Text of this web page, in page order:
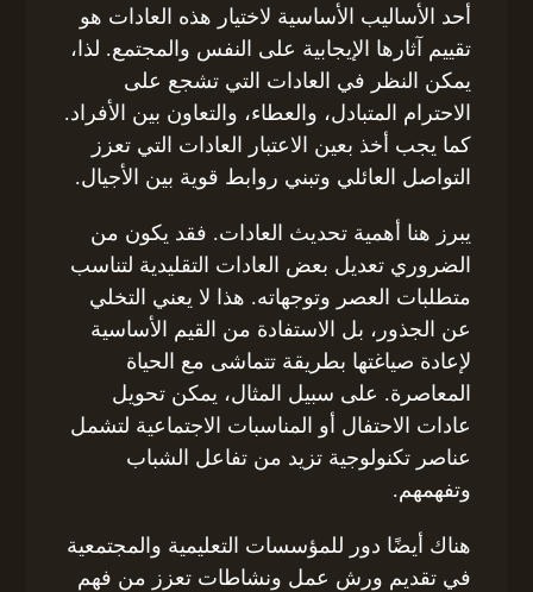
أحد الأساليب الأساسية لاختيار هذه العادات هو
تقييم آثارها الإيجابية على النفس والمجتمع. لذا،
يمكن النظر في العادات التي تشجع على
الاحترام المتبادل، والعطاء، والتعاون بين الأفراد.
كما يجب أخذ بعين الاعتبار العادات التي تعزز
التواصل العائلي وتبني روابط قوية بين الأجيال.
يبرز هنا أهمية تحديث العادات. فقد يكون من
الضروري تعديل بعض العادات التقليدية لتناسب
متطلبات العصر وتوجهاته. هذا لا يعني التخلي
عن الجذور، بل الاستفادة من القيم الأساسية
لإعادة صياغتها بطريقة تتماشى مع الحياة
المعاصرة. على سبيل المثال، يمكن تحويل
عادات الاحتفال أو المناسبات الاجتماعية لتشمل
عناصر تكنولوجية تزيد من تفاعل الشباب
وتفهمهم.
هناك أيضًا دور للمؤسسات التعليمية والمجتمعية
في تقديم ورش عمل ونشاطات تعزز من فهم